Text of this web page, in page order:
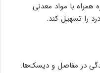
همراه با مواد معدنی
را تسهیل کند.
در مفاصل و دیسک‌ها.